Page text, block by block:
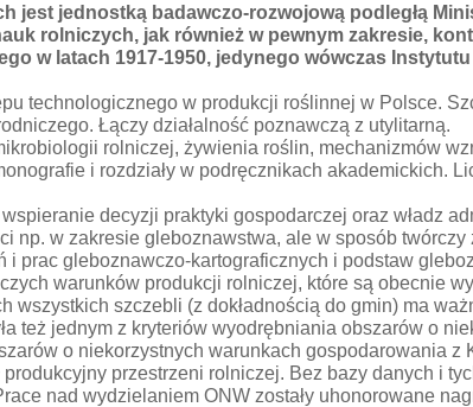
jest jednostką badawczo-rozwojową podległą
rolniczych, jak również w pewnym zakresie,
w latach 1917-1950, jedynego wówczas
technologicznego w produkcji roślinnej w Polsce.
Łączy działalność poznawczą z utylitarną.
rolniczej, żywienia roślin, mechanizmów
i rozdziały w podręcznikach akademickich.
decyzji praktyki gospodarczej oraz władz
np. w zakresie gleboznawstwa, ale w sposób twórczy
prac gleboznawczo-kartograficznych i podstaw
warunków produkcji rolniczej, które są obecnie
szczebli (z dokładnością do gmin) ma
też jednym z kryteriów wyodrębniania obszarów o
o niekorzystnych warunkach gospodarowania z
przestrzeni rolniczej. Bez bazy danych i
nad wydzielaniem ONW zostały uhonorowane